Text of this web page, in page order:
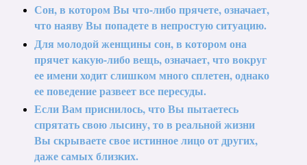
Сон, в котором Вы что-либо прячете, означает,
что наяву Вы попадете в непростую ситуацию.
Для молодой женщины сон, в котором она
прячет какую-либо вещь, означает, что вокруг
ее имени ходит слишком много сплетен, однако
ее поведение развеет все пересуды.
Если Вам приснилось, что Вы пытаетесь
спрятать свою лысину, то в реальной жизни
Вы скрываете свое истинное лицо от других,
даже самых близких.